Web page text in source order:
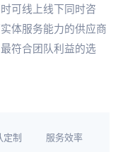
可线上线下同时咨
体服务能力的供应商
符合团队利益的选
定制 服务效率